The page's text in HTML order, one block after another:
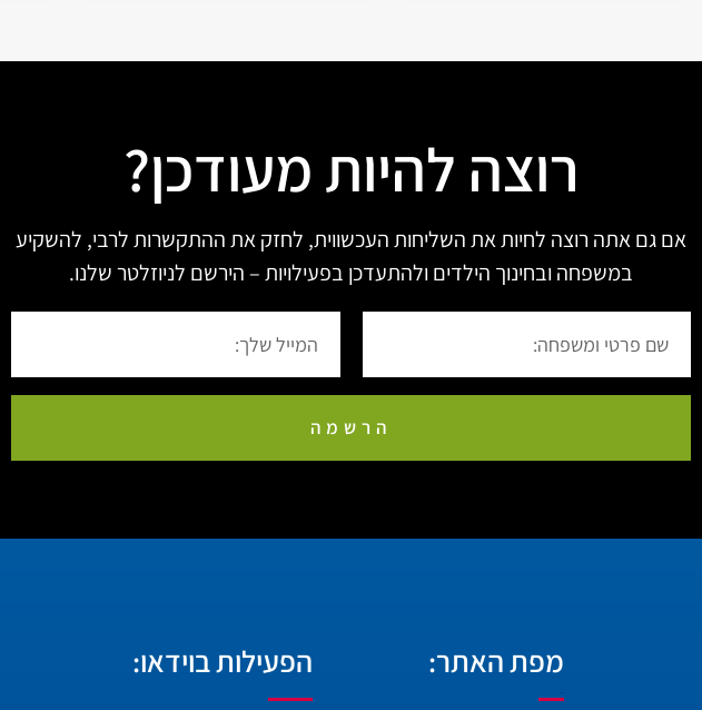
רוצה להיות מעודכן?
אם גם אתה רוצה לחיות את השליחות העכשווית, לחזק את ההתקשרות לרבי, להשקיע
במשפחה ובחינוך הילדים ולהתעדכן בפעילויות – הירשם לניוזלטר שלנו.
הרשמה
מפת האתר: הפעילות בוידאו: